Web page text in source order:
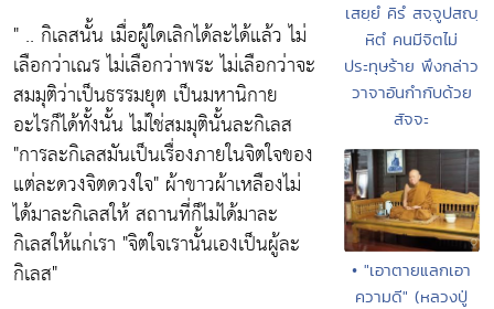
" .. กิเลสนั้น เมื่อผู้ใดเลิกได้ละได้แล้ว ไม่
เลือกว่าเณร ไม่เลือกว่าพระ ไม่เลือกว่าจะ
สมมุติว่าเป็นธรรมยุต เป็นมหานิกาย
อะไรก็ได้ทั้งนั้น ไม่ใช่สมมุตินั้นละกิเลส
"การละกิเลสมันเป็นเรื่องภายในจิตใจของ
แต่ละดวงจิตดวงใจ" ผ้าขาวผ้าเหลืองไม่
ได้มาละกิเลสให้ สถานที่ก็ไม่ได้มาละ
กิเลสให้แก่เรา "จิตใจเรานั้นเองเป็นผู้ละ
กิเลส"
เสยฺยํ คิรํ สจฺจูปสญฺ
หิตํ คนมีจิตไม่
ประทุษร้าย พึงกล่าว
วาจาอันกำกับด้วย
สัจจะ
• "เอาตายแลกเอา
ความดี" (หลวงปู่